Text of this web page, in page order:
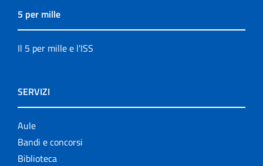
5 per mille
Il 5 per mille e l'ISS
SERVIZI
Aule
Bandi e concorsi
Biblioteca